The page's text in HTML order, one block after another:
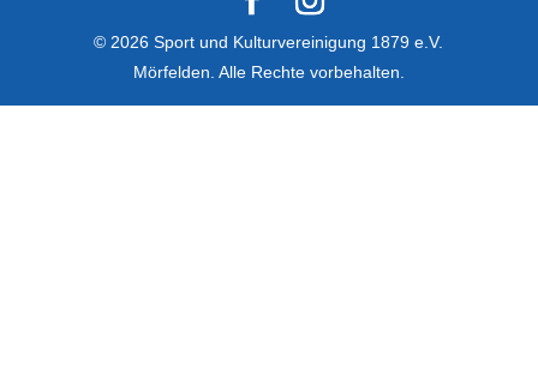
© 2026 Sport und Kulturvereinigung 1879 e.V.
Mörfelden. Alle Rechte vorbehalten.